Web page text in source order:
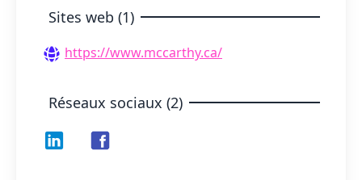
Sites web (1)
https://www.mccarthy.ca/
Réseaux sociaux (2)